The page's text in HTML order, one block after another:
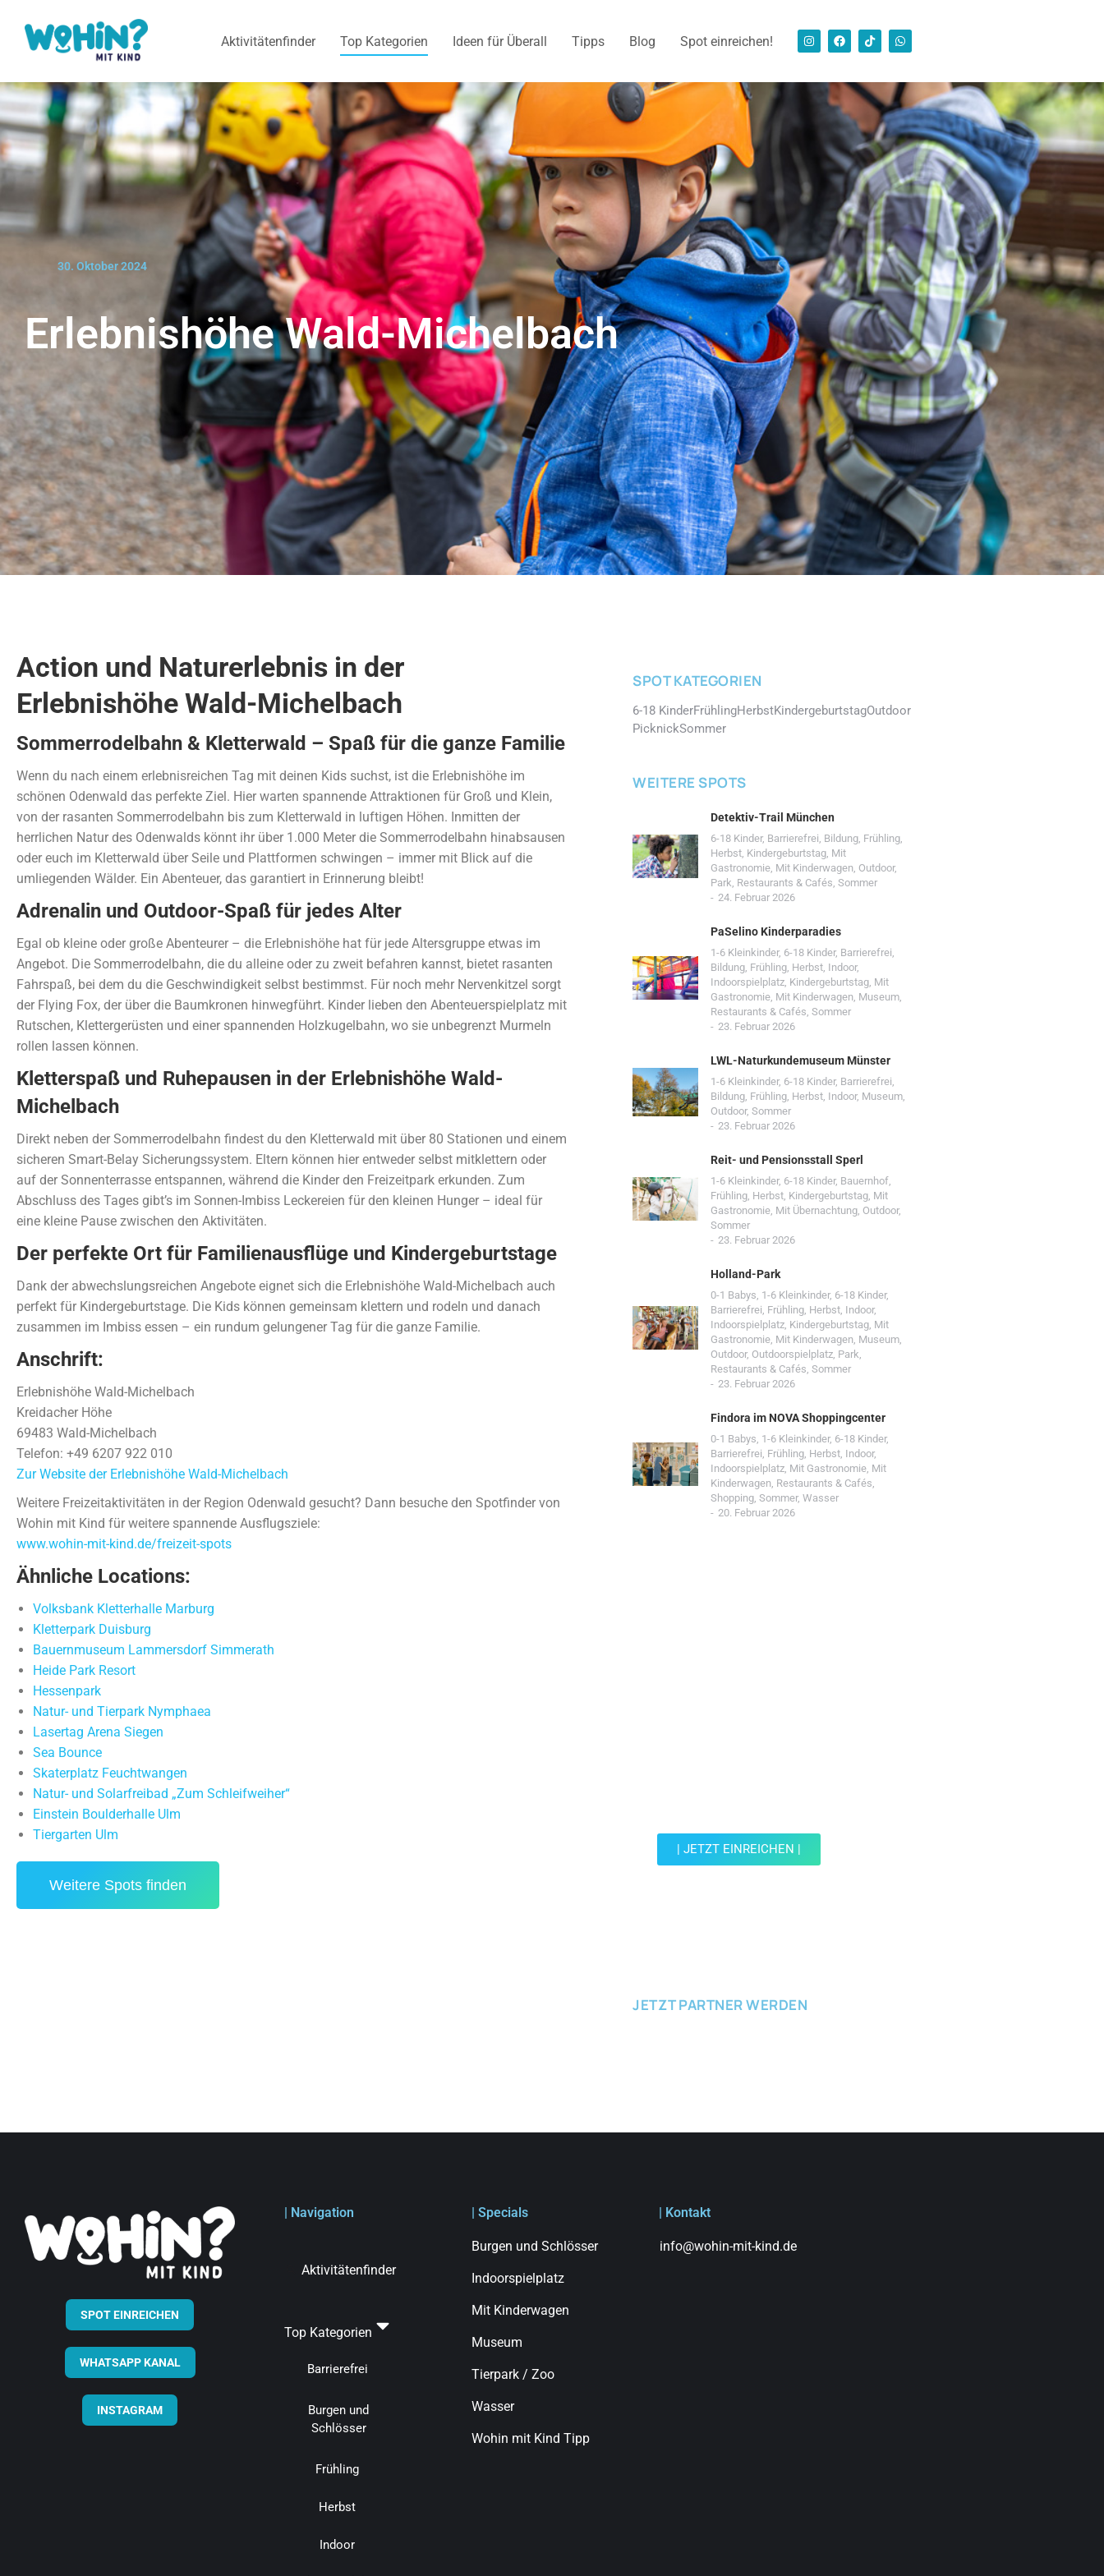
Aktivitätenfinder Top Kategorien Ideen für Überall Tipps Blog Spot einreichen!
30. Oktober 2024
Erlebnishöhe Wald-Michelbach
Action und Naturerlebnis in der
Erlebnishöhe Wald-Michelbach
Sommerrodelbahn & Kletterwald – Spaß für die ganze Familie
Wenn du nach einem erlebnisreichen Tag mit deinen Kids suchst, ist die Erlebnishöhe im
schönen Odenwald das perfekte Ziel. Hier warten spannende Attraktionen für Groß und Klein,
von der rasanten Sommerrodelbahn bis zum Kletterwald in luftigen Höhen. Inmitten der
herrlichen Natur des Odenwalds könnt ihr über 1.000 Meter die Sommerrodelbahn hinabsausen
oder euch im Kletterwald über Seile und Plattformen schwingen – immer mit Blick auf die
umliegenden Wälder. Ein Abenteuer, das garantiert in Erinnerung bleibt!
Adrenalin und Outdoor-Spaß für jedes Alter
Egal ob kleine oder große Abenteurer – die Erlebnishöhe hat für jede Altersgruppe etwas im
Angebot. Die Sommerrodelbahn, die du alleine oder zu zweit befahren kannst, bietet rasanten
Fahrspaß, bei dem du die Geschwindigkeit selbst bestimmst. Für noch mehr Nervenkitzel sorgt
der Flying Fox, der über die Baumkronen hinwegführt. Kinder lieben den Abenteuerspielplatz mit
Rutschen, Klettergerüsten und einer spannenden Holzkugelbahn, wo sie unbegrenzt Murmeln
rollen lassen können.
Kletterspaß und Ruhepausen in der Erlebnishöhe Wald-
Michelbach
Direkt neben der Sommerrodelbahn findest du den Kletterwald mit über 80 Stationen und einem
sicheren Smart-Belay Sicherungssystem. Eltern können hier entweder selbst mitklettern oder
auf der Sonnenterrasse entspannen, während die Kinder den Freizeitpark erkunden. Zum
Abschluss des Tages gibt’s im Sonnen-Imbiss Leckereien für den kleinen Hunger – ideal für
eine kleine Pause zwischen den Aktivitäten.
Der perfekte Ort für Familienausflüge und Kindergeburtstage
Dank der abwechslungsreichen Angebote eignet sich die Erlebnishöhe Wald-Michelbach auch
perfekt für Kindergeburtstage. Die Kids können gemeinsam klettern und rodeln und danach
zusammen im Imbiss essen – ein rundum gelungener Tag für die ganze Familie.
Anschrift:
Erlebnishöhe Wald-Michelbach
Kreidacher Höhe
69483 Wald-Michelbach
Telefon: +49 6207 922 010
Zur Website der Erlebnishöhe Wald-Michelbach
Weitere Freizeitaktivitäten in der Region Odenwald gesucht? Dann besuche den Spotfinder von
Wohin mit Kind für weitere spannende Ausflugsziele:
www.wohin-mit-kind.de/freizeit-spots
Ähnliche Locations:
Volksbank Kletterhalle Marburg
Kletterpark Duisburg
Bauernmuseum Lammersdorf Simmerath
Heide Park Resort
Hessenpark
Natur- und Tierpark Nymphaea
Lasertag Arena Siegen
Sea Bounce
Skaterplatz Feuchtwangen
Natur- und Solarfreibad „Zum Schleifweiher“
Einstein Boulderhalle Ulm
Tiergarten Ulm
Weitere Spots finden
SPOT KATEGORIEN
6-18 KinderFrühlingHerbstKindergeburtstagOutdoor
PicknickSommer
WEITERE SPOTS
Detektiv-Trail München
6-18 Kinder, Barrierefrei, Bildung, Frühling,
Herbst, Kindergeburtstag, Mit
Gastronomie, Mit Kinderwagen, Outdoor,
Park, Restaurants & Cafés, Sommer
24. Februar 2026
PaSelino Kinderparadies
1-6 Kleinkinder, 6-18 Kinder, Barrierefrei,
Bildung, Frühling, Herbst, Indoor,
Indoorspielplatz, Kindergeburtstag, Mit
Gastronomie, Mit Kinderwagen, Museum,
Restaurants & Cafés, Sommer
23. Februar 2026
LWL-Naturkundemuseum Münster
1-6 Kleinkinder, 6-18 Kinder, Barrierefrei,
Bildung, Frühling, Herbst, Indoor, Museum,
Outdoor, Sommer
23. Februar 2026
Reit- und Pensionsstall Sperl
1-6 Kleinkinder, 6-18 Kinder, Bauernhof,
Frühling, Herbst, Kindergeburtstag, Mit
Gastronomie, Mit Übernachtung, Outdoor,
Sommer
23. Februar 2026
Holland-Park
0-1 Babys, 1-6 Kleinkinder, 6-18 Kinder,
Barrierefrei, Frühling, Herbst, Indoor,
Indoorspielplatz, Kindergeburtstag, Mit
Gastronomie, Mit Kinderwagen, Museum,
Outdoor, Outdoorspielplatz, Park,
Restaurants & Cafés, Sommer
23. Februar 2026
Findora im NOVA Shoppingcenter
0-1 Babys, 1-6 Kleinkinder, 6-18 Kinder,
Barrierefrei, Frühling, Herbst, Indoor,
Indoorspielplatz, Mit Gastronomie, Mit
Kinderwagen, Restaurants & Cafés,
Shopping, Sommer, Wasser
20. Februar 2026
| JETZT EINREICHEN |
JETZT PARTNER WERDEN
SPOT EINREICHEN
WHATSAPP KANAL
INSTAGRAM
| Navigation
Aktivitätenfinder
Top Kategorien
Barrierefrei
Burgen und
Schlösser
Frühling
Herbst
Indoor
| Specials
Burgen und Schlösser
Indoorspielplatz
Mit Kinderwagen
Museum
Tierpark / Zoo
Wasser
Wohin mit Kind Tipp
| Kontakt
info@wohin-mit-kind.de